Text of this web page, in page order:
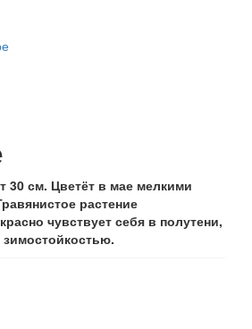
30 см. Цветёт в мае мелкими
растение
чувствует себя в полутени,